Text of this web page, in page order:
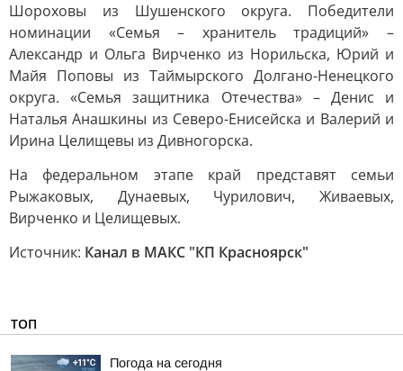
Шороховы из Шушенского округа. Победители
номинации «Семья – хранитель традиций» –
Александр и Ольга Вирченко из Норильска, Юрий и
Майя Поповы из Таймырского Долгано-Ненецкого
округа. «Семья защитника Отечества» – Денис и
Наталья Анашкины из Северо-Енисейска и Валерий и
Ирина Целищевы из Дивногорска.
На федеральном этапе край представят семьи
Рыжаковых, Дунаевых, Чурилович, Живаевых,
Вирченко и Целищевых.
Источник: Канал в МАКС "КП Красноярск"
ТОП
Погода на сегодня